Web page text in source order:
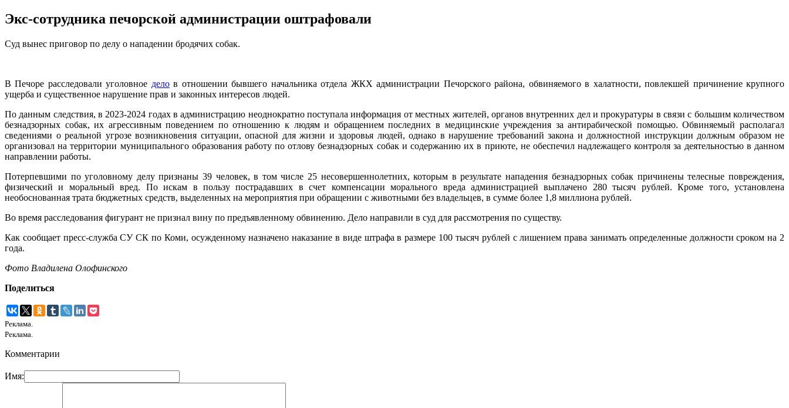
Экс-сотрудника печорской администрации оштрафовали
Суд вынес приговор по делу о нападении бродячих собак.
В Печоре расследовали уголовное делов отношении бывшего начальника отдела ЖКХ администрации Печорского района, обвиняемого в халатности, повлекшей причинение крупного
ущерба и существенное нарушение прав и законных интересов людей.
По данным следствия, в 2023-2024 годах в администрацию неоднократно поступала информация от местных жителей, органов внутренних дел и прокуратуры в связи с большим количеством
безнадзорных собак, их агрессивным поведением по отношению к людям и обращением последних в медицинские учреждения за антирабической помощью. Обвиняемый располагал
сведениями о реальной угрозе возникновения ситуации, опасной для жизни и здоровья людей, однако в нарушение требований закона и должностной инструкции должным образом не
организовал на территории муниципального образования работу по отлову безнадзорных собак и содержанию их в приюте, не обеспечил надлежащего контроля за деятельностью в данном
направлении работы.
Потерпевшими по уголовному делу признаны 39 человек, в том числе 25 несовершеннолетних, которым в результате нападения безнадзорных собак причинены телесные повреждения,
физический и моральный вред. По искам в пользу пострадавших в счет компенсации морального вреда администрацией выплачено 280 тысяч рублей. Кроме того, установлена
необоснованная трата бюджетных средств, выделенных на мероприятия при обращении с животными без владельцев, в сумме более 1,8 миллиона рублей.
Во время расследования фигурант не признал вину по предъявленному обвинению. Дело направили в суд для рассмотрения по существу.
Как сообщает пресс-служба СУ СК по Коми, осужденному назначено наказание в виде штрафа в размере 100 тысяч рублей с лишением права занимать определенные должности сроком на 2
года.
Фото Владилена Олофинского
Поделиться
Реклама.
Реклама.
Комментарии
Имя: